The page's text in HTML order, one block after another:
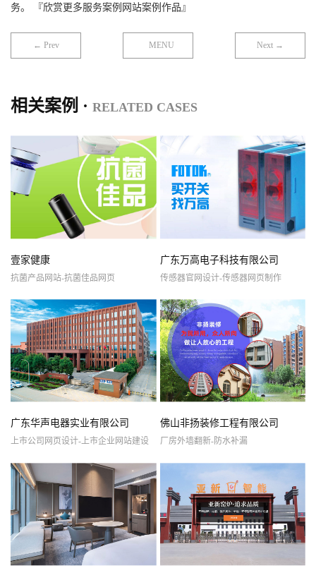
务。 『欣赏更多服务案例网站案例作品』
← Prev MENU Next →
相关案例 · RELATED CASES
壹家健康
抗菌产品网站-抗菌佳品网页
广东万高电子科技有限公司
传感器官网设计-传感器网页制作
广东华声电器实业有限公司
上市公司网页设计-上市企业网站建设
佛山非扬装修工程有限公司
厂房外墙翻新-防水补漏